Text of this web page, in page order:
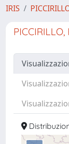
IRIS
PICCIRILLO,